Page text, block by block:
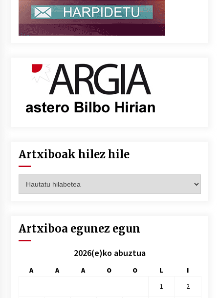
Artxiboak hilez hile
hilez
Artxiboa egunez egun
2026(e)ko abuztua
A A A O O L
I
1
2